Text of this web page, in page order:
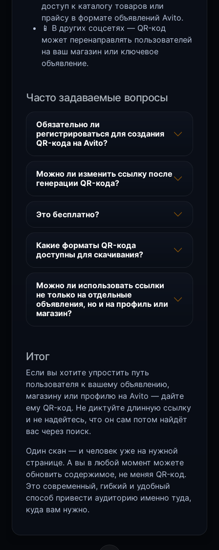
доступ к каталогу товаров или
прайсу в формате объявлений Avito.
📱 В других соцсетях — QR-код
может перенаправлять пользователей
на ваш магазин или ключевое
объявление.
Часто задаваемые вопросы
Обязательно ли
регистрироваться для создания
QR-кода на Avito?
Можно ли изменить ссылку после
генерации QR-кода?
Это бесплатно?
Какие форматы QR-кода
доступны для скачивания?
Можно ли использовать ссылки
не только на отдельные
объявления, но и на профиль или
магазин?
Итог
Если вы хотите упростить путь
пользователя к вашему объявлению,
магазину или профилю на Avito — дайте
ему QR-код. Не диктуйте длинную ссылку
и не надейтесь, что он сам потом найдёт
вас через поиск.
Один скан — и человек уже на нужной
странице. А вы в любой момент можете
обновить содержимое, не меняя QR-код.
Это современный, гибкий и удобный
способ привести аудиторию именно туда,
куда вам нужно.